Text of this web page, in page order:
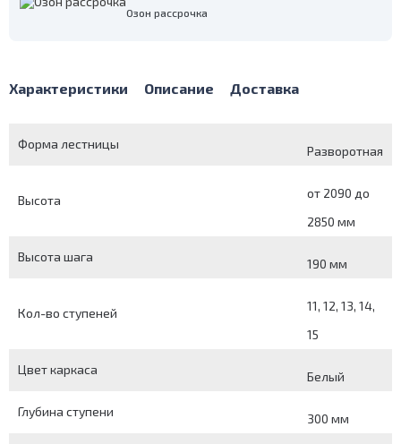
Озон рассрочка
Характеристики Описание Доставка
Форма лестницы Разворотная
Высота
от 2090 до
2850 мм
Высота шага 190 мм
Кол-во ступеней
11, 12, 13, 14,
15
Цвет каркаса Белый
Глубина ступени 300 мм